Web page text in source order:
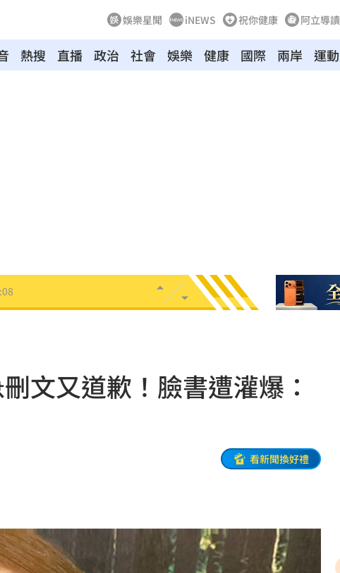
娛樂星聞 iNEWS 祝你健康 阿立導讀
熱搜 直播 政治 社會 娛樂 健康 國際 兩岸 運動
文又道歉！臉書遭灌爆：
看新聞換好禮